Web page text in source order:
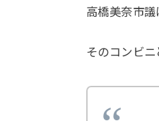
高橋美奈市議
そのコンビ